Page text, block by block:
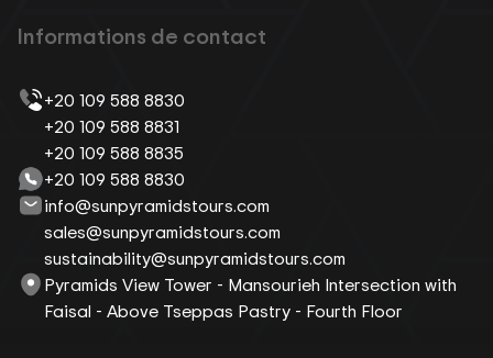
Informations de contact
+20 109 588 8830
+20 109 588 8831
+20 109 588 8835
+20 109 588 8830
info@sunpyramidstours.com
sales@sunpyramidstours.com
sustainability@sunpyramidstours.com
Pyramids View Tower - Mansourieh Intersection with
Faisal - Above Tseppas Pastry - Fourth Floor